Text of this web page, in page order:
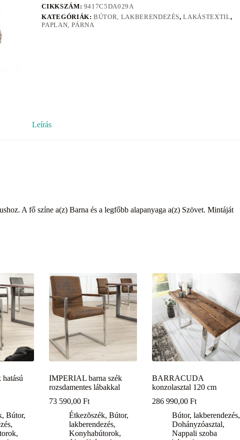
CIKKSZÁM: 9417C5DA029A
KATEGÓRIÁK:BÚTOR, LAKBERENDEZÉS,LAKÁSTEXTIL,
PAPLAN, PÁRNA
Leírás
A fő színe a(z) Barna és a legfőbb alapanyaga a(z) Szövet. Mintáját
,Bútor,
,
IMPERIAL barna szék
rozsdamentes lábakkal
73 590,00Ft
Étkezõszék,Bútor,
lakberendezés,
Konyhabútorok,
BARRACUDA
konzolasztal 120 cm
286 990,00Ft
Bútor, lakberendezés,
Dohányzóasztal,
Nappali szoba